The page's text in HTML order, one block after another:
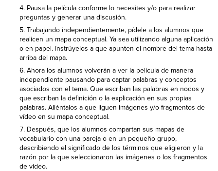
Pausa la película conforme lo necesites y/o para realizar
preguntas y generar una discusión.
Trabajando independientemente, pídele a los alumnos que
realicen un mapa conceptual. Ya sea utilizando alguna aplicación
o en papel. Instrúyelos a que apunten el nombre del tema hasta
arriba del mapa.
Ahora los alumnos volverán a ver la película de manera
independiente pausando para captar palabras y conceptos
asociados con el tema. Que escriban las palabras en nodos y
que escriban la definición o la explicación en sus propias
palabras. Aliéntalos a que liguen imágenes y/o fragmentos de
vídeo en su mapa conceptual.
Después, que los alumnos compartan sus mapas de
vocabulario con una pareja o en un pequeño grupo,
describiendo el significado de los términos que eligieron y la
razón por la que seleccionaron las imágenes o los fragmentos
de video.